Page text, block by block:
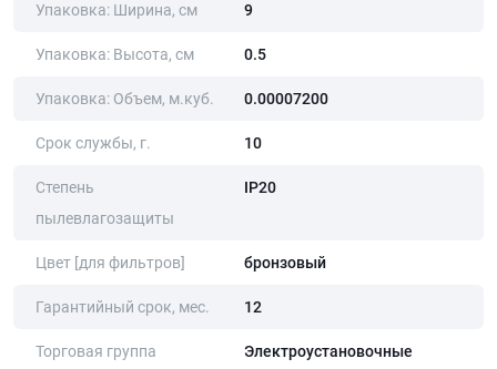
Упаковка: Ширина, cм 9
Упаковка: Высота, cм 0.5
Упаковка: Объем, м.куб. 0.00007200
Срок службы, г. 10
Степень
пылевлагозащиты
IP20
Цвет [для фильтров] бронзовый
Гарантийный срок, мес. 12
Торговая группа
Электроустановочные